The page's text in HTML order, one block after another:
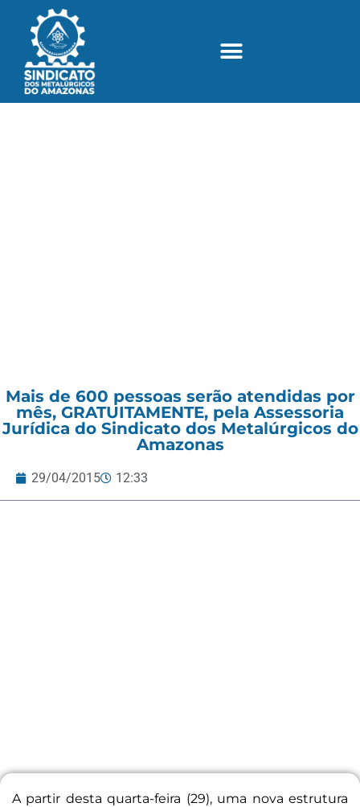
Mais de 600 pessoas serão atendidas por
mês, GRATUITAMENTE, pela Assessoria
Jurídica do Sindicato dos Metalúrgicos do
Amazonas
29/04/2015 12:33
A partir desta quarta-feira (29), uma nova estrutura